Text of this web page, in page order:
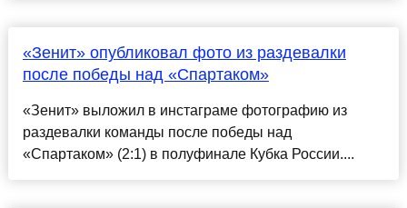
«Зенит» опубликовал фото из раздевалки
после победы над «Спартаком»
«Зенит» выложил в инстаграме фотографию из
раздевалки команды после победы над
«Спартаком» (2:1) в полуфинале Кубка России....